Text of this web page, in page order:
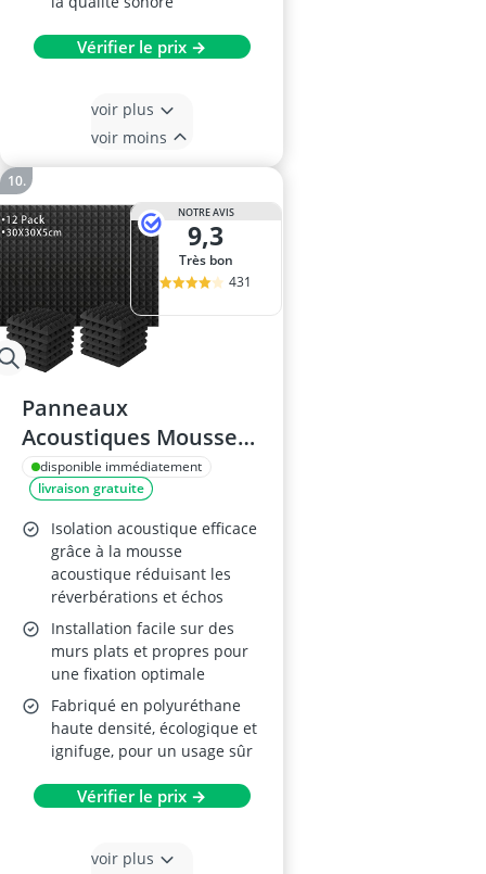
Vérifier le prix →
voir plus
voir moins
NOTRE AVIS
9,3
Très bon
431
Panneaux
Acoustiques Mousse
30x30x5 cm Lot de 12
disponible immédiatement
livraison gratuite
Isolation acoustique efficace
grâce à la mousse
acoustique réduisant les
réverbérations et échos
Installation facile sur des
murs plats et propres pour
une fixation optimale
Fabriqué en polyuréthane
haute densité, écologique et
ignifuge, pour un usage sûr
Vérifier le prix →
voir plus